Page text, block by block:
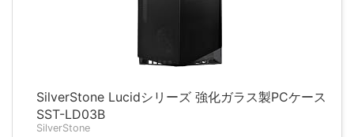
SilverStone Lucidシリーズ 強化ガラス製PCケース
SST-LD03B
SilverStone